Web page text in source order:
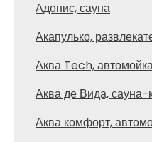
Адонис, сауна
Акапулько,
Аква Tech,
Аква де Вида, сауна-
Аква комфорт,